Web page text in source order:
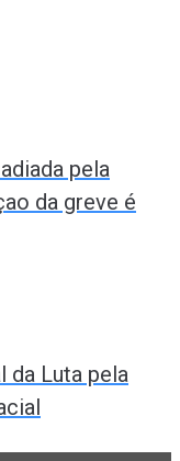
pela
da greve é
da Luta pela